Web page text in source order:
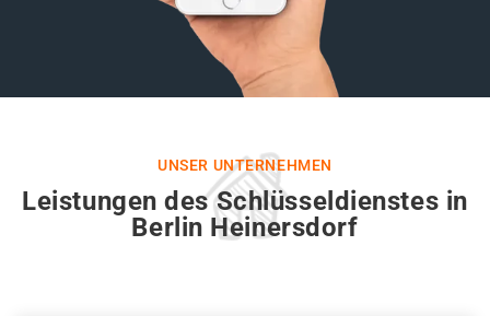
UNSER UNTERNEHMEN
Leistungen des Schlüsseldienstes in
Berlin Heinersdorf